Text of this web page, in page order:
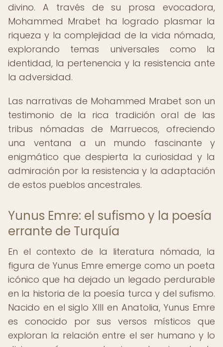
divino. A través de su prosa evocadora,
Mohammed Mrabet ha logrado plasmar la
riqueza y la complejidad de la vida nómada,
explorando temas universales como la
identidad, la pertenencia y la resistencia ante
la adversidad.
Las narrativas de Mohammed Mrabet son un
testimonio de la rica tradición oral de las
tribus nómadas de Marruecos, ofreciendo
una ventana a un mundo fascinante y
enigmático que despierta la curiosidad y la
admiración por la resistencia y la adaptación
de estos pueblos ancestrales.
Yunus Emre: el sufismo y la poesía
errante de Turquía
En el contexto de la literatura nómada, la
figura de Yunus Emre emerge como un poeta
icónico que ha dejado un legado perdurable
en la historia de la poesía turca y del sufismo.
Nacido en el siglo XIII en Anatolia, Yunus Emre
es conocido por sus versos místicos que
exploran la relación entre el ser humano y lo